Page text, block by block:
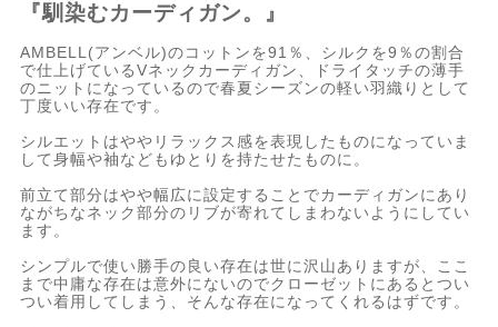
『馴染むカーディガン。』
AMBELL(アンベル)のコットンを91％、シルクを9％の割合
で仕上げているVネックカーディガン、ドライタッチの薄手
のニットになっているので春夏シーズンの軽い羽織りとして
丁度いい存在です。
シルエットはややリラックス感を表現したものになっていま
して身幅や袖などもゆとりを持たせたものに。
前立て部分はやや幅広に設定することでカーディガンにあり
ながちなネック部分のリブが寄れてしまわないようにしてい
ます。
シンプルで使い勝手の良い存在は世に沢山ありますが、ここ
まで中庸な存在は意外にないのでクローゼットにあるとつい
つい着用してしまう、そんな存在になってくれるはずです。